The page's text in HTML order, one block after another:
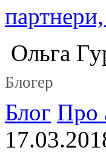
партнери,
Ольга
Блогер
Блог Про